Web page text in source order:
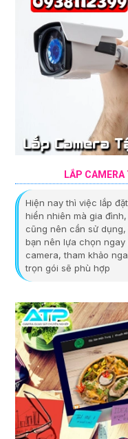
LẮP CAMERA
Hiện nay thì việc lắp
hiển nhiên mà gia
cũng nên cần sử
bạn nên lựa chọn
camera, tham khảo
trọn gói sẽ phù hợp